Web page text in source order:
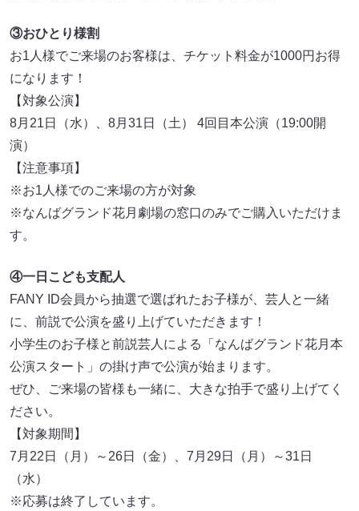
③おひとり様割
お1人様でご来場のお客様は、チケット料金が1000円お得
になります！
【対象公演】
8⽉21⽇（水）、8⽉31⽇（土） 4回目本公演（19:00開
演）
【注意事項】
※お1人様でのご来場の方が対象
※なんばグランド花⽉劇場の窓口のみでご購入いただけま
す。
④一日こども支配人
FANY ID会員から抽選で選ばれたお子様が、芸人と一緒
に、前説で公演を盛り上げていただきます！
小学生のお子様と前説芸人による「なんばグランド花⽉本
公演スタート」の掛け声で公演が始まります。
ぜひ、ご来場の皆様も一緒に、大きな拍手で盛り上げてく
ださい。
【対象期間】
7⽉22⽇（⽉）～26⽇（金）、7⽉29⽇（⽉）～31⽇
（水）
※応募は終了しています。